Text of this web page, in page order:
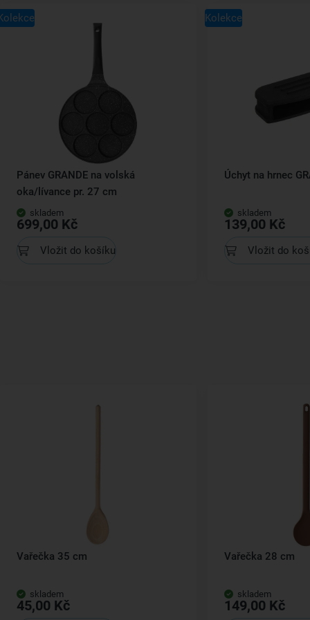
Pánev GRANDE na volská
oka/lívance pr. 27 cm
skladem
699,00 Kč
Vložit do košíku
Kolekce
Úchyt na hrnec
skladem
139,00 Kč
Vložit do
Vařečka 35 cm
skladem
45,00 Kč
Vařečka 28 cm
skladem
149,00 Kč